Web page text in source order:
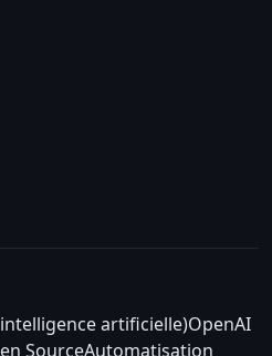
artificielle)OpenAI
SourceAutomatisation